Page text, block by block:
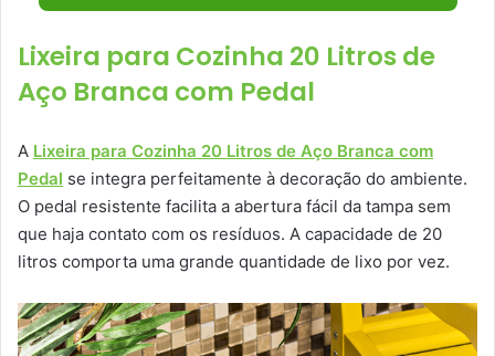
Lixeira para Cozinha 20 Litros de
Aço Branca com Pedal
A Lixeira para Cozinha 20 Litros de Aço Branca com
Pedal se integra perfeitamente à decoração do ambiente.
O pedal resistente facilita a abertura fácil da tampa sem
que haja contato com os resíduos. A capacidade de 20
litros comporta uma grande quantidade de lixo por vez.